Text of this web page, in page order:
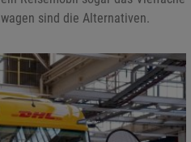
sind die Alternativen.